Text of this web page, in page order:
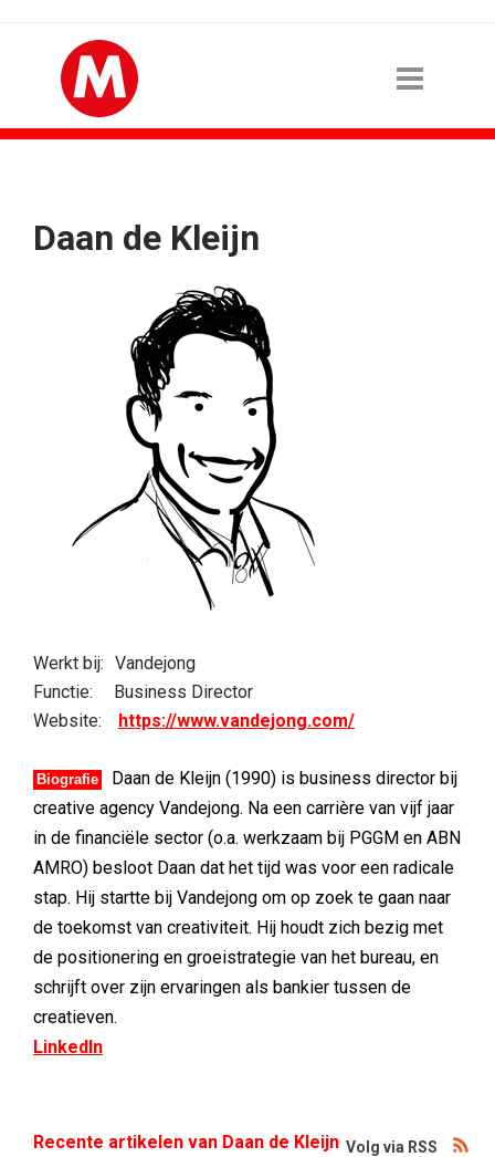
Daan de Kleijn
Werkt bij: Vandejong
Functie:
Business Director
Website:
https://www.vandejong.com/
Biografie
Daan de Kleijn (1990) is business director bij
creative agency Vandejong. Na een carrière van vijf jaar
in de financiële sector (o.a. werkzaam bij PGGM en ABN
AMRO) besloot Daan dat het tijd was voor een radicale
stap. Hij startte bij Vandejong om op zoek te gaan naar
de toekomst van creativiteit. Hij houdt zich bezig met
de positionering en groeistrategie van het bureau, en
schrijft over zijn ervaringen als bankier tussen de
creatieven.
LinkedIn
Recente artikelen van Daan de Kleijn Volg via RSS